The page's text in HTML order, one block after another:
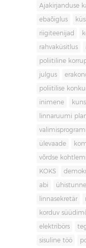
Ajakirjanduse
ebaõiglus
riigiteenijad
rahvaküsitlus
poliitiline
julgus
poliitilise
inimene
linnaruumi
ülevaade
võrdse
KOKS
abi ühistunne
linnasekretär
korduv
elektribörs
sisuline töö